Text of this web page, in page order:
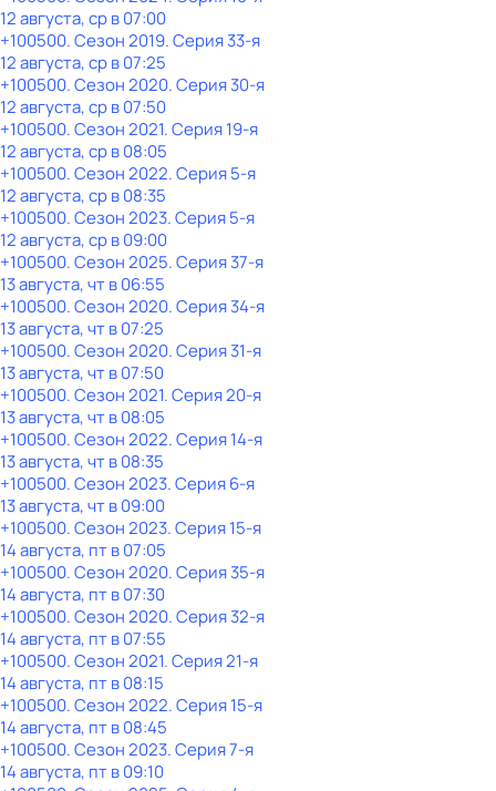
12 августа, ср в 07:00
+100500. Сезон 2019. Серия 33-я
12 августа, ср в 07:25
+100500. Сезон 2020. Серия 30-я
12 августа, ср в 07:50
+100500. Сезон 2021. Серия 19-я
12 августа, ср в 08:05
+100500. Сезон 2022. Серия 5-я
12 августа, ср в 08:35
+100500. Сезон 2023. Серия 5-я
12 августа, ср в 09:00
+100500. Сезон 2025. Серия 37-я
13 августа, чт в 06:55
+100500. Сезон 2020. Серия 34-я
13 августа, чт в 07:25
+100500. Сезон 2020. Серия 31-я
13 августа, чт в 07:50
+100500. Сезон 2021. Серия 20-я
13 августа, чт в 08:05
+100500. Сезон 2022. Серия 14-я
13 августа, чт в 08:35
+100500. Сезон 2023. Серия 6-я
13 августа, чт в 09:00
+100500. Сезон 2023. Серия 15-я
14 августа, пт в 07:05
+100500. Сезон 2020. Серия 35-я
14 августа, пт в 07:30
+100500. Сезон 2020. Серия 32-я
14 августа, пт в 07:55
+100500. Сезон 2021. Серия 21-я
14 августа, пт в 08:15
+100500. Сезон 2022. Серия 15-я
14 августа, пт в 08:45
+100500. Сезон 2023. Серия 7-я
14 августа, пт в 09:10